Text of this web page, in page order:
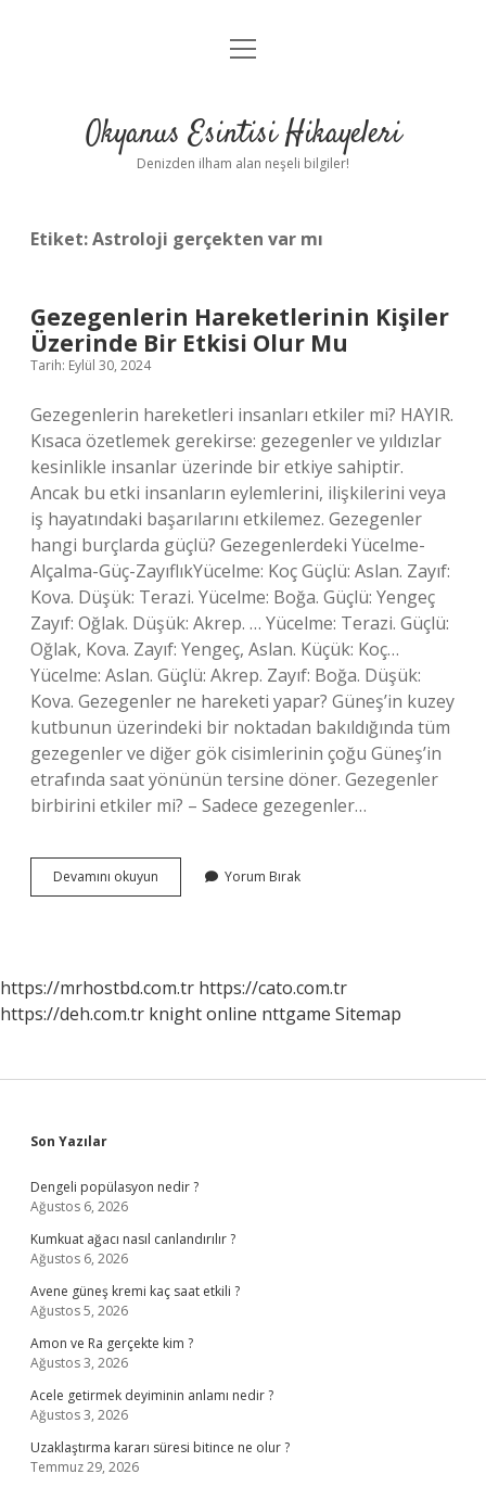
Anasayfa
Yasal Uyarı
menüyü
Okyanus Esintisi Hikayeleri
Denizden ilham alan neşeli bilgiler!
Etiket:Astroloji gerçekten var mı
Gezegenlerin Hareketlerinin Kişiler
Üzerinde Bir Etkisi Olur Mu
Tarih: Eylül 30, 2024
Gezegenlerin hareketleri insanları etkiler mi? HAYIR.
Kısaca özetlemek gerekirse: gezegenler ve yıldızlar
kesinlikle insanlar üzerinde bir etkiye sahiptir.
Ancak bu etki insanların eylemlerini, ilişkilerini veya
iş hayatındaki başarılarını etkilemez. Gezegenler
hangi burçlarda güçlü? Gezegenlerdeki Yücelme-
Alçalma-Güç-ZayıflıkYücelme: Koç Güçlü: Aslan. Zayıf:
Kova. Düşük: Terazi. Yücelme: Boğa. Güçlü: Yengeç
Zayıf: Oğlak. Düşük: Akrep. … Yücelme: Terazi. Güçlü:
Oğlak, Kova. Zayıf: Yengeç, Aslan. Küçük: Koç…
Yücelme: Aslan. Güçlü: Akrep. Zayıf: Boğa. Düşük:
Kova. Gezegenler ne hareketi yapar? Güneş’in kuzey
kutbunun üzerindeki bir noktadan bakıldığında tüm
gezegenler ve diğer gök cisimlerinin çoğu Güneş’in
etrafında saat yönünün tersine döner. Gezegenler
birbirini etkiler mi? – Sadece gezegenler…
Devamını okuyun Gezegenlerin
Hareketlerinin
Olur
Mu
Yorum Bırak
https://mrhostbd.com.tr https://cato.com.tr
https://deh.com.tr knight online nttgame Sitemap
Sidebar
Son Yazılar
Dengeli popülasyon nedir ?
Ağustos 6, 2026
Kumkuat ağacı nasıl canlandırılır ?
Ağustos 6, 2026
Avene güneş kremi kaç saat etkili ?
Ağustos 5, 2026
Amon ve Ra gerçekte kim ?
Ağustos 3, 2026
Acele getirmek deyiminin anlamı nedir ?
Ağustos 3, 2026
Uzaklaştırma kararı süresi bitince ne olur ?
Temmuz 29, 2026